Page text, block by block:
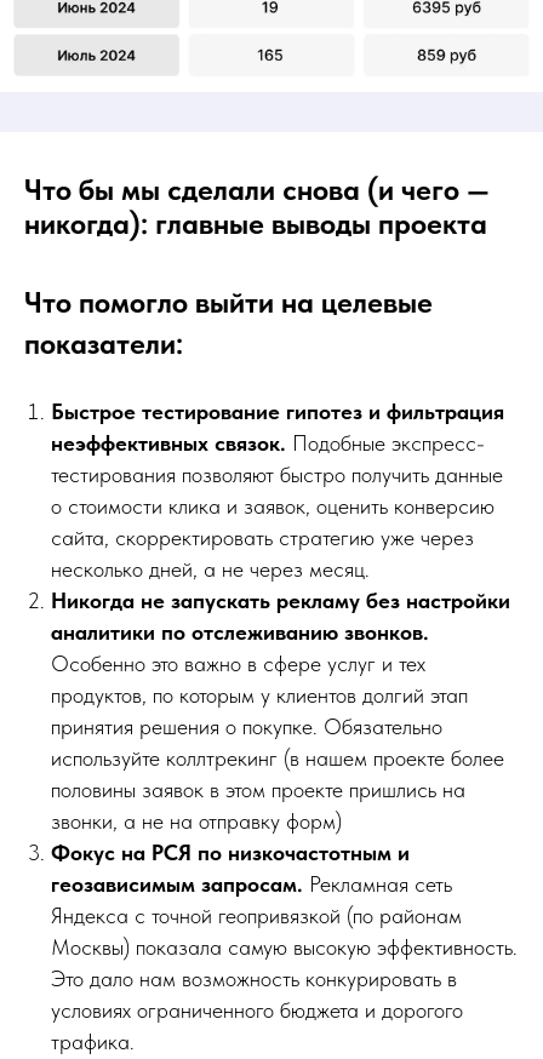
Что бы мы сделали снова (и чего —
никогда): главные выводы проекта
Что помогло выйти на целевые
показатели:
Быстрое тестирование гипотез и фильтрация
неэффективных связок. Подобные экспресс-
тестирования позволяют быстро получить данные
о стоимости клика и заявок, оценить конверсию
сайта, скорректировать стратегию уже через
несколько дней, а не через месяц.
Никогда не запускать рекламу без настройки
аналитики по отслеживанию звонков.
Особенно это важно в сфере услуг и тех
продуктов, по которым у клиентов долгий этап
принятия решения о покупке. Обязательно
используйте коллтрекинг (в нашем проекте более
половины заявок в этом проекте пришлись на
звонки, а не на отправку форм)
Фокус на РСЯ по низкочастотным и
геозависимым запросам. Рекламная сеть
Яндекса с точной геопривязкой (по районам
Москвы) показала самую высокую эффективность.
Это дало нам возможность конкурировать в
условиях ограниченного бюджета и дорогого
трафика.